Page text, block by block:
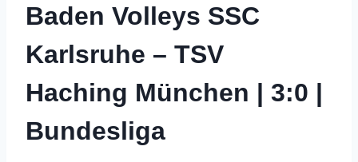
Baden Volleys SSC
Karlsruhe – TSV
Haching München | 3:0 |
Bundesliga